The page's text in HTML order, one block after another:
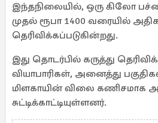
இந்தநிலையில், ஒரு கிலோ
முதல் ரூபா 1400 வரையில்
தெரிவிக்கப்படுகின்றது.
இது தொடர்பில் கருத்து
வியாபாரிகள், அனைத்து
மிளகாயின் விலை கணிசமாக
சுட்டிக்காட்டியுள்ளனர்.